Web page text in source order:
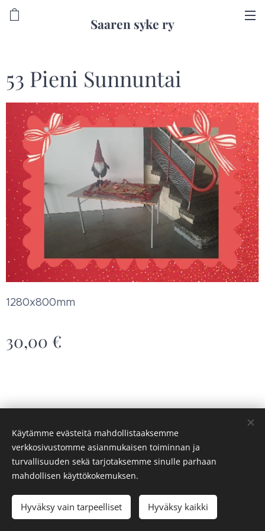
Saaren syke ry
53 Pieni Sunnuntai
1280x800mm
30,00 €
Loppuunmyyty
Saaren syke ry Evästeet
Käytämme evästeitä mahdollistaaksemme
verkkosivustomme asianmukaisen toiminnan ja
turvallisuuden sekä tarjotaksemme sinulle parhaan
mahdollisen käyttökokemuksen.
Hyväksy vain tarpeelliset Hyväksy kaikki